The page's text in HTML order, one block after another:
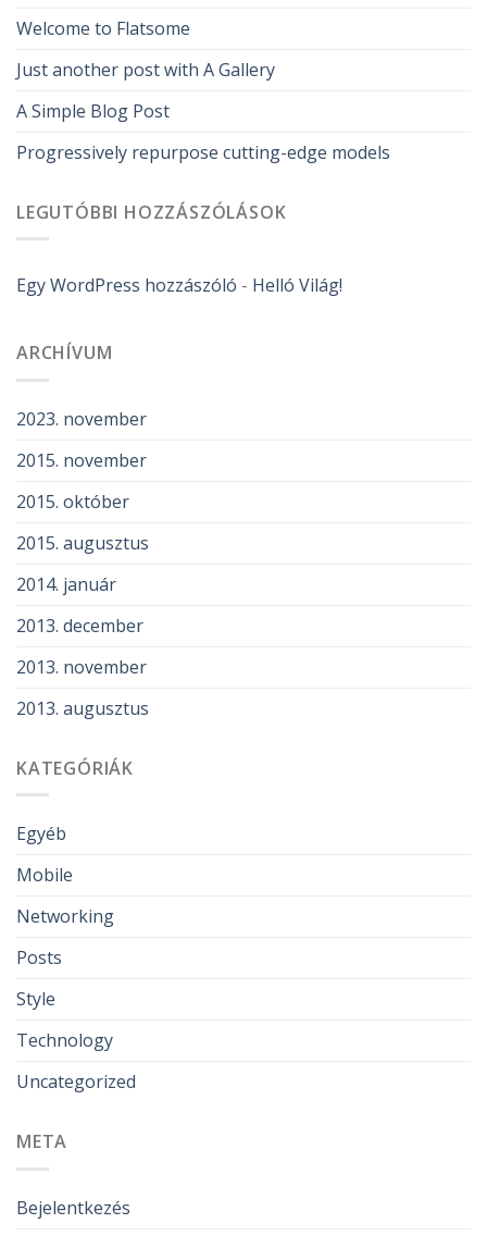
Welcome to Flatsome
Just another post with A Gallery
A Simple Blog Post
Progressively repurpose cutting-edge models
LEGUTÓBBI HOZZÁSZÓLÁSOK
Egy WordPress hozzászóló - Helló Világ!
ARCHÍVUM
2023. november
2015. november
2015. október
2015. augusztus
2014. január
2013. december
2013. november
2013. augusztus
KATEGÓRIÁK
Egyéb
Mobile
Networking
Posts
Style
Technology
Uncategorized
META
Bejelentkezés